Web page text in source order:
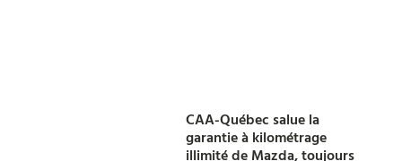
CAA-Québec salue la
garantie à kilométrage
illimité de Mazda, toujours